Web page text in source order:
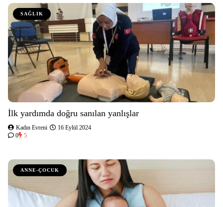
SAĞLIK
İlk yardımda doğru sanılan yanlışlar
Kadın Evreni
16 Eylül 2024
0
5
ANNE-ÇOCUK